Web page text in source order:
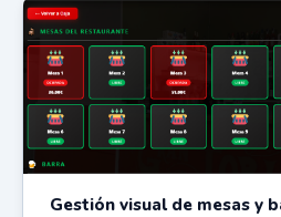
Gestión visual de mesas y